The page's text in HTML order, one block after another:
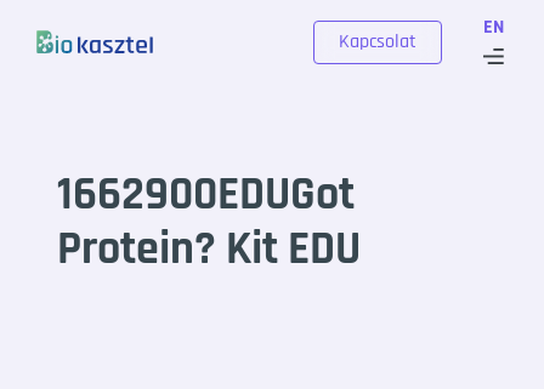
EN
Kapcsolat
1662900EDUGot
Protein? Kit EDU